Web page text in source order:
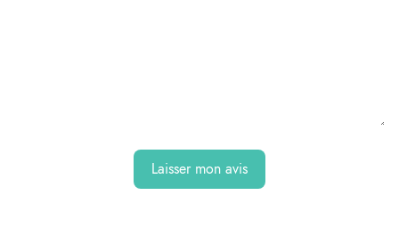
Laisser mon avis